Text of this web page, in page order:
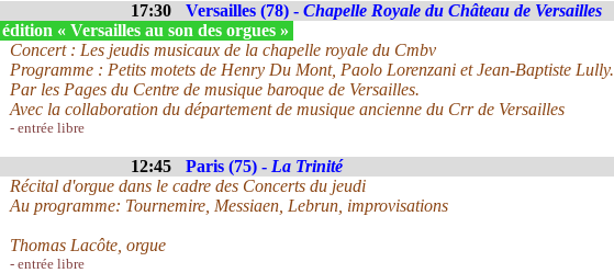
17:30 Versailles (78) - Chapelle Royale du Château de Versailles
« Versailles au son des orgues »
Concert : Les jeudis musicaux de la chapelle royale du Cmbv
Programme : Petits motets de Henry Du Mont, Paolo Lorenzani et Jean-Baptiste Lully.
Par les Pages du Centre de musique baroque de Versailles.
Avec la collaboration du département de musique ancienne du Crr de Versailles
- entrée libre
12:45 Paris (75) - La Trinité
Récital d'orgue dans le cadre des Concerts du jeudi
Au programme: Tournemire, Messiaen, Lebrun, improvisations
Thomas Lacôte, orgue
- entrée libre